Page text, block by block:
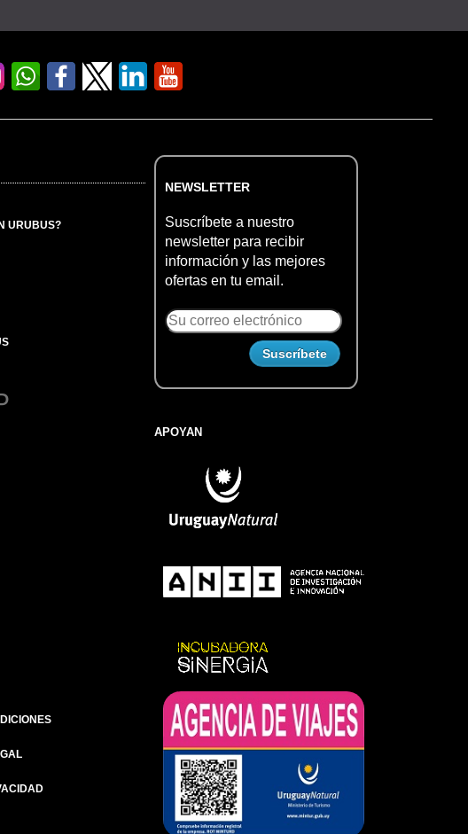
URUBUS?
NEWSLETTER
Suscríbete a nuestro
newsletter para recibir
información y las mejores
ofertas en tu email.
APOYAN